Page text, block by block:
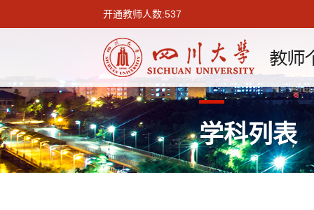
开通教师人数:537
学科列表